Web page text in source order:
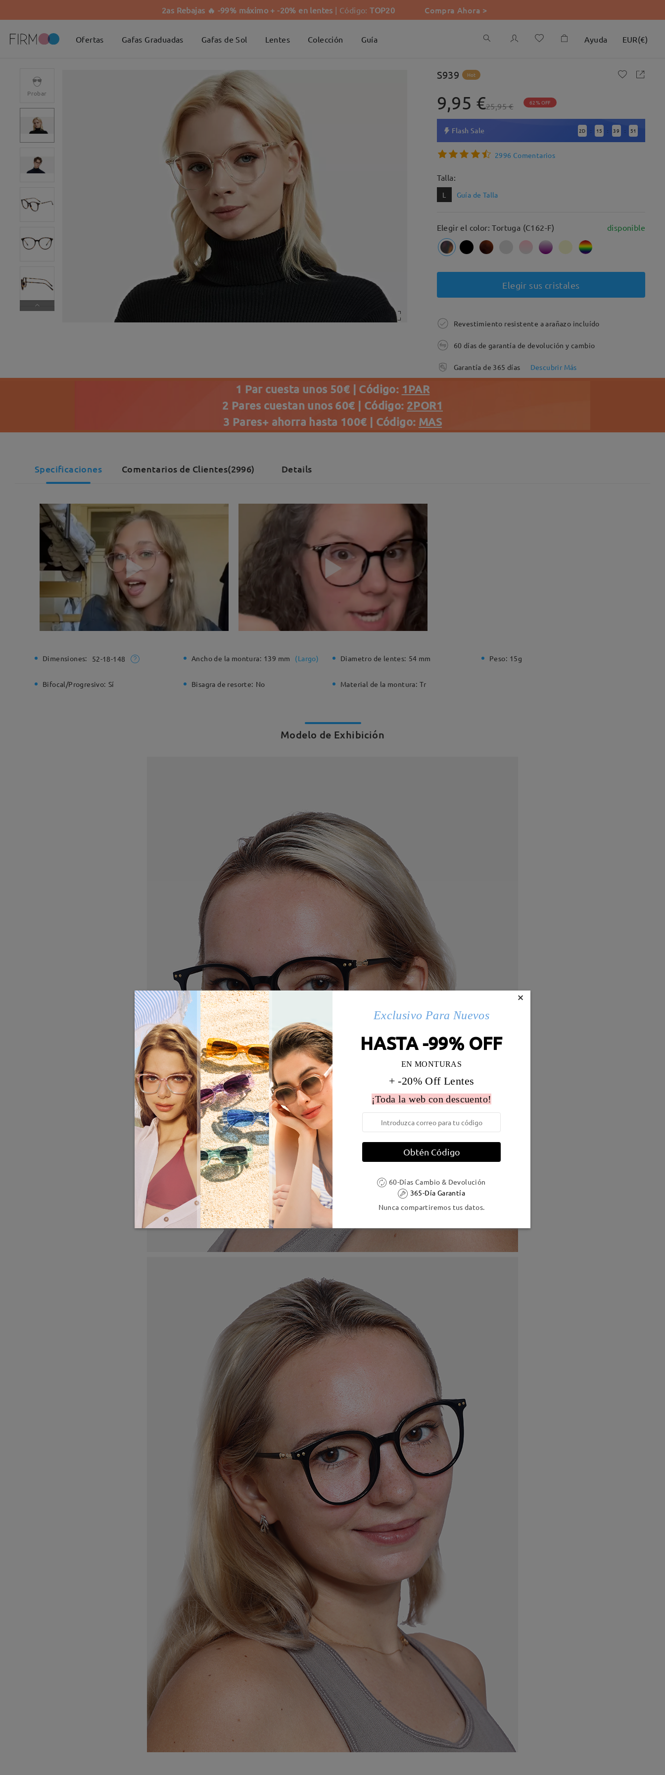
2as Rebajas 🔥 -99% máximo + -20% en lentes | Código:TOP20 Compra Ahora >
Ofertas Gafas Graduadas Gafas de Sol Lentes Colección Guía Ayuda EUR(€)
Probar
S939 Hot
9,95 €25,95 € 62% OFF
Flash Sale 2D : 15 : 39 : 49
2996 Comentarios
Talla:
L Guía de Talla
Elegir el color: Tortuga (C162-F) disponible
Elegir sus cristales
Revestimiento resistente a arañazo incluído
60 días de garantía de devolución y cambio
Garantía de 365 días Descubrir Más
1 Par cuesta unos 50€ | Código: 1PAR
2 Pares cuestan unos 60€ | Código: 2POR1
3 Pares+ ahorra hasta 100€ | Código: MAS
Specificaciones Comentarios de Clientes(2996) Details
Dimensiones: 52-18-148 Ancho de la montura: 139 mm (Largo) Diametro de lentes: 54 mm Peso: 15g
Bifocal/Progresivo: Sí Bisagra de resorte: No Material de la montura: Tr
Modelo de Exhibición
×
Exclusivo Para Nuevos
HASTA -99% OFF
EN MONTURAS
+ -20% Off Lentes
¡Toda la web con descuento!
Obtén Código
60-Días Cambio & Devolución
365-Día Garantía
Nunca compartiremos tus datos.